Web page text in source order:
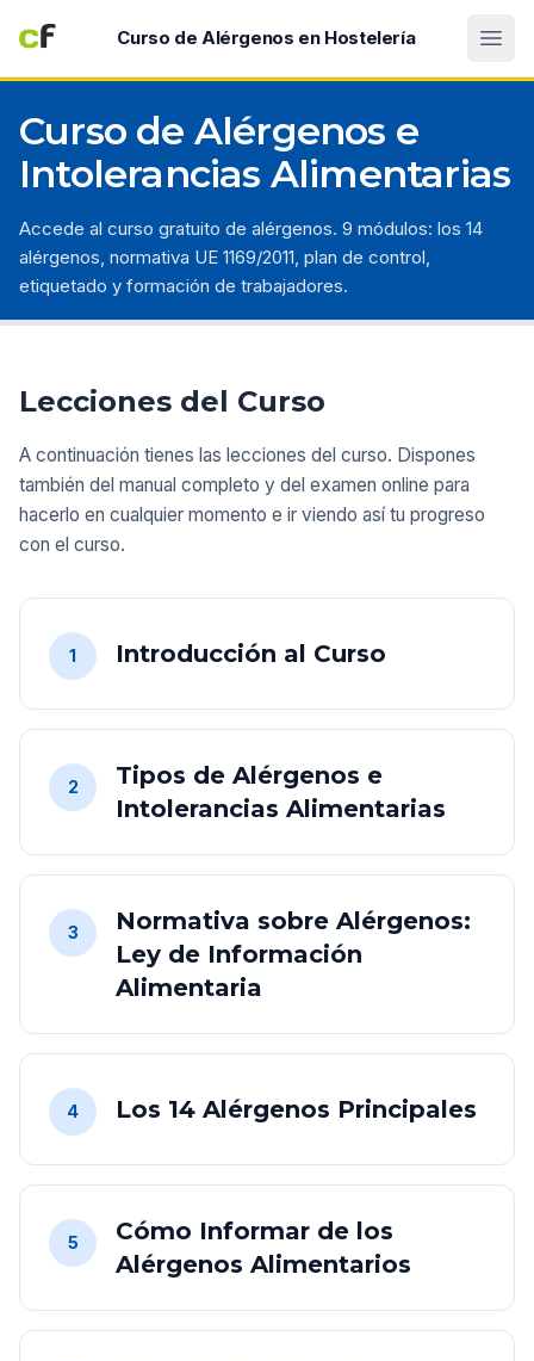
Curso de Alérgenos en Hostelería
Curso de Alérgenos e
Intolerancias Alimentarias
Accede al curso gratuito de alérgenos. 9 módulos: los 14
alérgenos, normativa UE 1169/2011, plan de control,
etiquetado y formación de trabajadores.
Lecciones del Curso
A continuación tienes las lecciones del curso. Dispones
también del manual completo y del examen online para
hacerlo en cualquier momento e ir viendo así tu progreso
con el curso.
1 Introducción al Curso
2
Tipos de Alérgenos e
Intolerancias Alimentarias
3
Normativa sobre Alérgenos:
Ley de Información
Alimentaria
4 Los 14 Alérgenos Principales
5
Cómo Informar de los
Alérgenos Alimentarios